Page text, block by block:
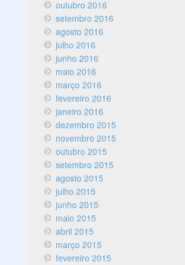
outubro 2016
setembro 2016
agosto 2016
julho 2016
junho 2016
maio 2016
março 2016
fevereiro 2016
janeiro 2016
dezembro 2015
novembro 2015
outubro 2015
setembro 2015
agosto 2015
julho 2015
junho 2015
maio 2015
abril 2015
março 2015
fevereiro 2015